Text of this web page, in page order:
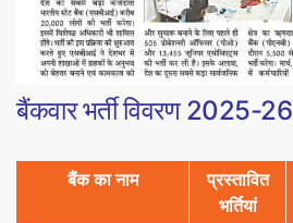
बैंकवार भर्ती विवरण 2025-26
बैंक का नाम
प्रस्तावित
भर्तियां